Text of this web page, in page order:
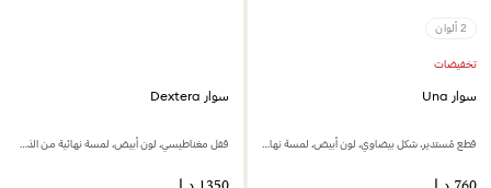
2 ألوان
تخفيضات
سوار Una
قطع مُستدير، شكل بيضاوي، لون أبيض، لمسة نهائية من الذهب الوردي عيار 18 قيراط
سوار Dextera
قفل مغناطيسي، لون أبيض، لمسة نهائية من الذهب عيار 18 قيراط